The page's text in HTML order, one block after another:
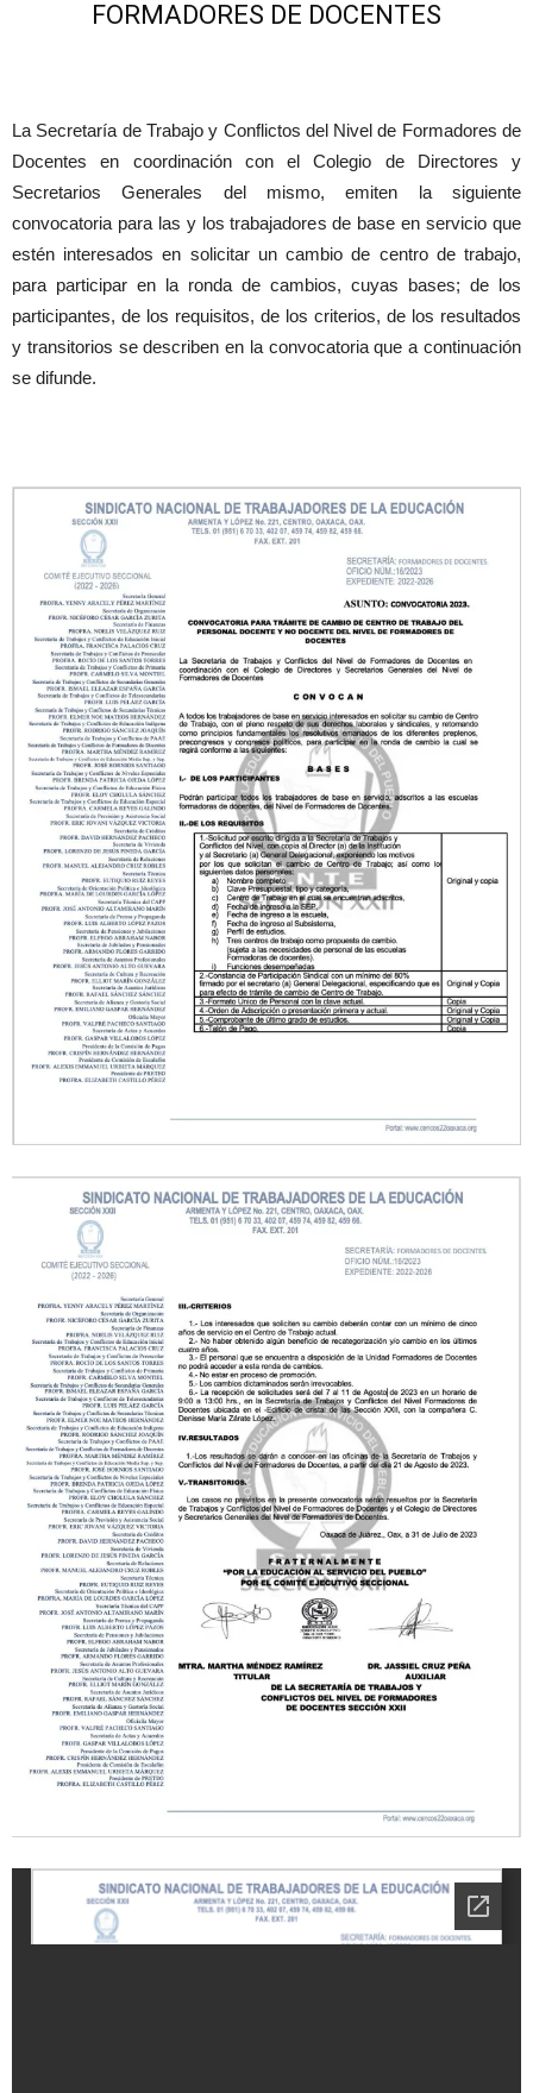
FORMADORES DE DOCENTES
La Secretaría de Trabajo y Conflictos del Nivel de Formadores de
Docentes en coordinación con el Colegio de Directores y
Secretarios Generales del mismo, emiten la siguiente
convocatoria para las y los trabajadores de base en servicio que
estén interesados en solicitar un cambio de centro de trabajo,
para participar en la ronda de cambios, cuyas bases; de los
participantes, de los requisitos, de los criterios, de los resultados
y transitorios se describen en la convocatoria que a continuación
se difunde.